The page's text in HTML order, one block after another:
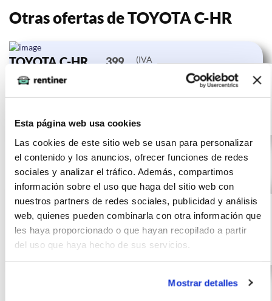
Esta página web usa cookies
Las cookies de este sitio web se usan para personalizar
el contenido y los anuncios, ofrecer funciones de redes
sociales y analizar el tráfico. Además, compartimos
información sobre el uso que haga del sitio web con
nuestros partners de redes sociales, publicidad y análisis
web, quienes pueden combinarla con otra información que
les haya proporcionado o que hayan recopilado a partir
del uso que haya hecho de sus servicios.
Mostrar detalles
Otras ofertas de TOYOTA C-HR
TOYOTA C-HR
1.8 125H
399
(IVA
10000
km
24 meses
0 CV
TOYOTA C-HR
1.8 125H
Advance
397
€/mes
(IVA
incluido)
10000
km
24 meses
0 CV
Gasolina